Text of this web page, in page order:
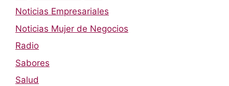
Noticias Empresariales
Noticias Mujer de Negocios
Radio
Sabores
Salud